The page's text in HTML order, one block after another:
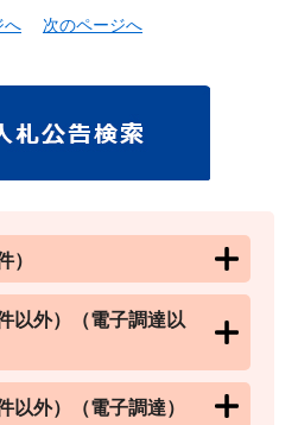
へ 次のページへ
）
以外）（電子調達以
以外）（電子調達）